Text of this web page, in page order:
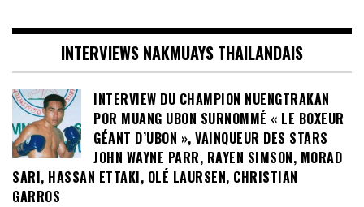
INTERVIEWS NAKMUAYS THAILANDAIS
INTERVIEW DU CHAMPION NUENGTRAKAN
POR MUANG UBON SURNOMMÉ « LE BOXEUR
GÉANT D’UBON », VAINQUEUR DES STARS
JOHN WAYNE PARR, RAYEN SIMSON, MORAD
SARI, HASSAN ETTAKI, OLÉ LAURSEN, CHRISTIAN
GARROS